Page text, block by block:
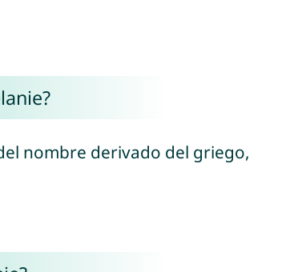
nombre derivado del griego,